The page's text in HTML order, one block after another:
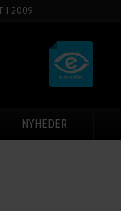
I 2009
NYHEDER